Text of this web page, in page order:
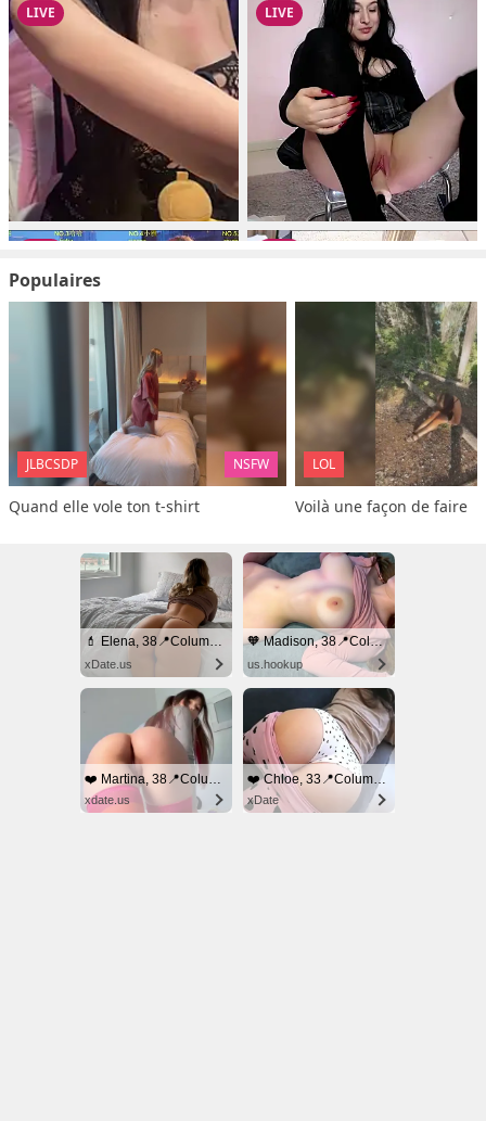
Populaires
JLBCSDP NSFW
Quand elle vole ton t-shirt
LOL
Voilà une façon de faire